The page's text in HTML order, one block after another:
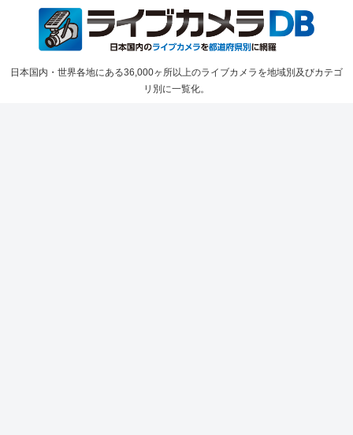
日本国内・世界各地にある36,000ヶ所以上のライブカメラを地域別及びカテゴ
リ別に一覧化。